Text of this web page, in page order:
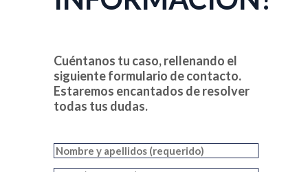
Cuéntanos tu caso, rellenando el
siguiente formulario de contacto.
Estaremos encantados de resolver
todas tus dudas.